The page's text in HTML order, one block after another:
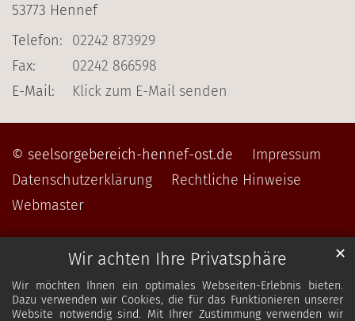
Wir achten Ihre Privatsphäre
Wir möchten Ihnen ein optimales Webseiten-Erlebnis bieten.
Dazu verwenden wir Cookies, die für das Funktionieren unserer
Website notwendig sind. Mit Ihrer Zustimmung verwenden wir
✕
53773 Hennef
Telefon:
02242 873929
Fax:
02242 866598
E-Mail:
Klick zum E-Mail senden
© seelsorgebereich-hennef-ost.de
Impressum
Datenschutzerklärung
Rechtliche Hinweise
Webmaster